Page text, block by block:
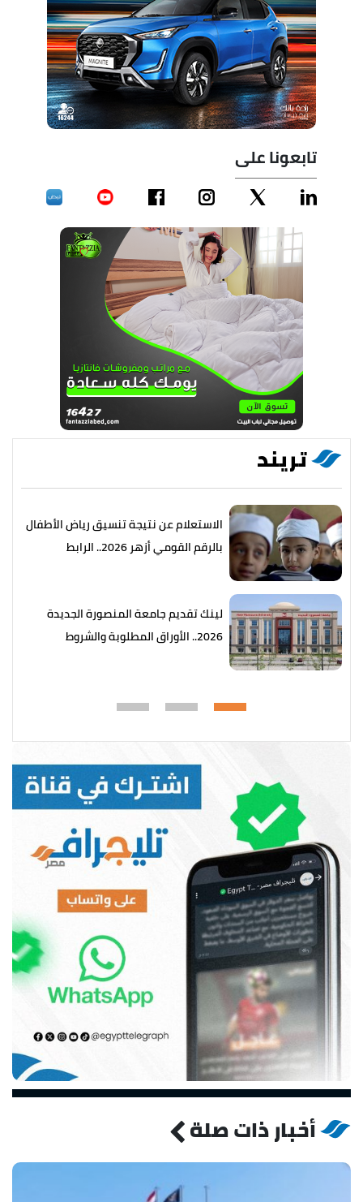
تابعونا على
تريند
الاستعلام عن نتيجة تنسيق رياض الأطفال
بالرقم القومي أزهر 2026.. الرابط
لينك تقديم جامعة المنصورة الجديدة
2026.. الأوراق المطلوبة والشروط
أخبار ذات صلة